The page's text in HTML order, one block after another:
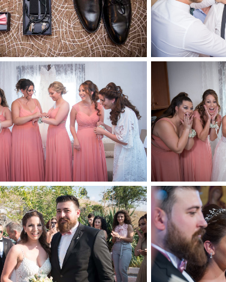
Ηλεκτρονικό προσκλητήριο
Clients
Διαφημιστείτε
Contact Us